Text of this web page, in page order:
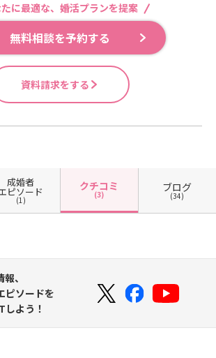
に最適な、婚活プランを提案
無料相談を予約する
資料請求をする
成婚者
ピソード
(1)
クチコミ
(3)
ブログ
(34)
、
ピソードを
しよう！